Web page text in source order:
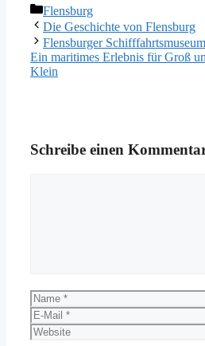
Kategorien
Flensburg
Die Geschichte von Flensburg
Flensburger
Ein maritimes Erlebnis für Groß
Klein
Schreibe einen
Name
E-
Mail
Website